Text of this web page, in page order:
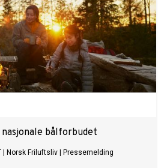
bålforbudet
Norsk Friluftsliv Pressemelding